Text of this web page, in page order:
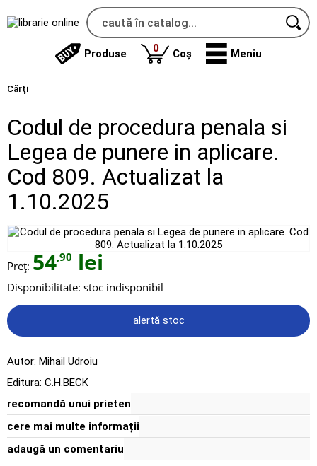
Produse 0produse
Coș Meniu
Cărţi
Codul de procedura penala si
Legea de punere in aplicare.
Cod 809. Actualizat la
1.10.2025
Preț: 54,90 lei
Disponibilitate: stoc indisponibil
alertă stoc
Autor: Mihail Udroiu
Editura: C.H.BECK
recomandă unui prieten
cere mai multe informații
adaugă un comentariu